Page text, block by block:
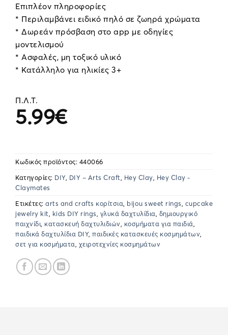
Επιπλέον πληροφορίες
* Περιλαμβάνει ειδικό πηλό σε ζωηρά χρώματα
* Δωρεάν πρόσβαση στο app με οδηγίες
μοντελισμού
* Ασφαλές, μη τοξικό υλικό
* Κατάλληλο για ηλικίες 3+
Π.Λ.Τ.
5.99€
Κωδικός προϊόντος: 440066
Κατηγορίες: DIY, DIY – Arts Craft, Hey Clay, Hey Clay -
Claymates
Ετικέτες: arts and crafts κορίτσια, bijou sweet rings, cupcake
jewelry kit, kids DIY rings, γλυκά δαχτυλίδια, δημιουργικό
παιχνίδι, κατασκευή δαχτυλιδιών, κοσμήματα για παιδιά,
παιδικά δαχτυλίδια DIY, παιδικές κατασκευές κοσμημάτων,
σετ για κοσμήματα, χειροτεχνίες κοσμημάτων